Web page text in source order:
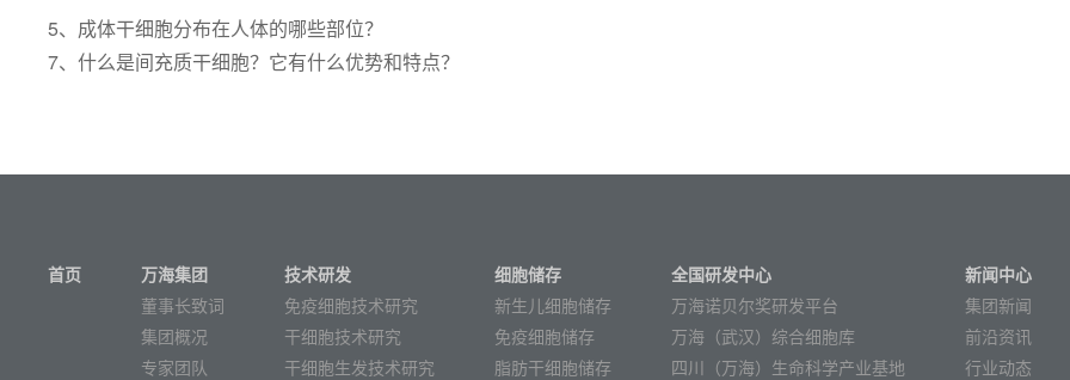
5、成体干细胞分布在人体的哪些部位？
7、什么是间充质干细胞？它有什么优势和特点？
首页
万海集团
董事长致词
集团概况
专家团队
技术研发
免疫细胞技术研究
干细胞技术研究
干细胞生发技术研究
细胞储存
新生儿细胞储存
免疫细胞储存
脂肪干细胞储存
全国研发中心
万海诺贝尔奖研发平台
万海（武汉）综合细胞库
四川（万海）生命科学产业基地
新闻中心
集团新闻
前沿资讯
行业动态